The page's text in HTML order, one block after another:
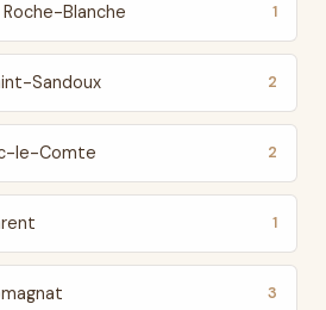
Blanche 1
Sandoux 2
le-Comte 2
1
3